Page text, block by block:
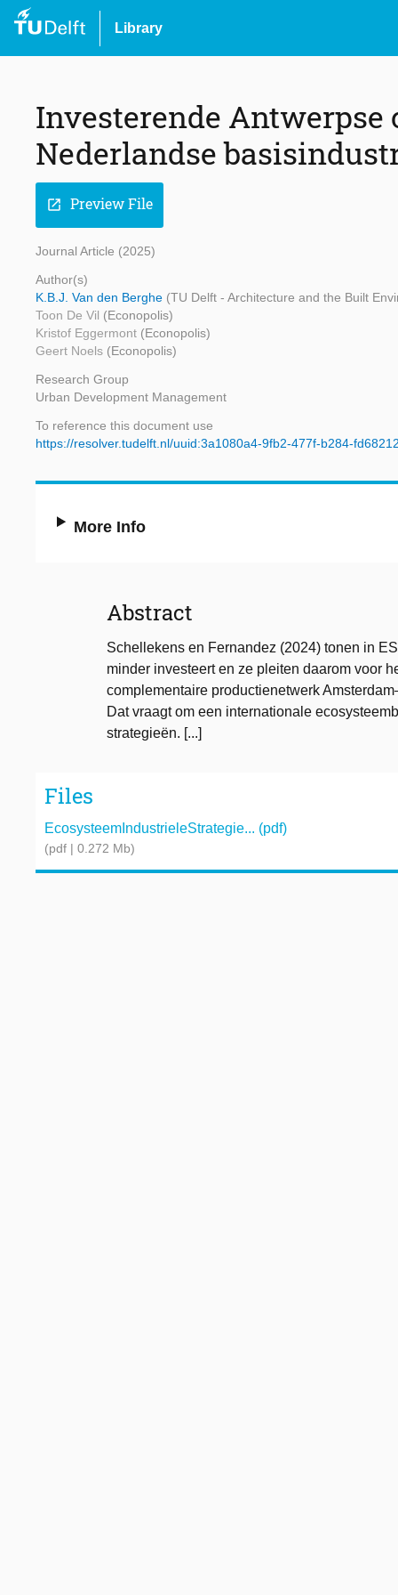
Library
Investerende
Nederlandse
open_in_new Preview File
Journal Article (2025)
Author(s)
K.B.J. Van den Berghe (TU Delft - Architecture and the Built
Toon De Vil (Econopolis)
Kristof Eggermont (Econopolis)
Geert Noels (Econopolis)
Research Group
Urban Development Management
To reference this document use
https://resolver.tudelft.nl/uuid:3a1080a4-9fb2-477f-b284-
More Info
Abstract
Schellekens en Fernandez (2024) tonen in
minder investeert en ze pleiten daarom voor
complementaire productienetwerk
Dat vraagt om een internationale
strategieën. [...]
Files
EcosysteemIndustrieleStrategie... (pdf)
(pdf | 0.272 Mb)